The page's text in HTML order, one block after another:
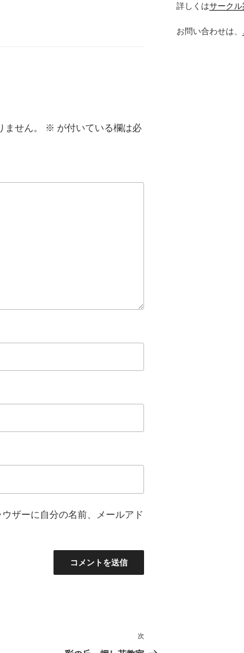
せん。 ※ が付いている欄は必
ザーに自分の名前、メールアド
次
次
詳しくはサークル
お問い合わせは、